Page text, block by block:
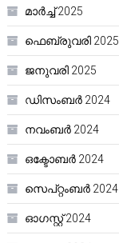
മാർച്ച്‌ 2025
ഫെബ്രുവരി 2025
ജനുവരി 2025
ഡിസംബർ 2024
നവംബർ 2024
ഒക്ടോബർ 2024
സെപ്റ്റംബർ 2024
ഓഗസ്റ്റ്‌ 2024